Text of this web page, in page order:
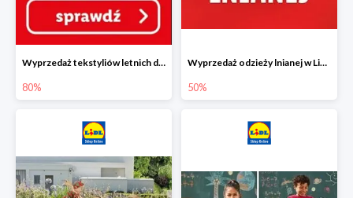
Wyprzedaż tekstyliów letnich dla dzieci w Lidlu Online do -80%
80%
Wyprzedaż odzieży lnianej w Lidlu Online do -50%
50%